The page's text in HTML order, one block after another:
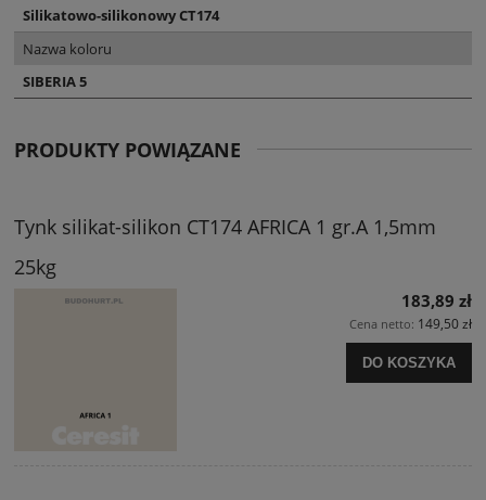
Silikatowo-silikonowy CT174
Nazwa koloru
SIBERIA 5
PRODUKTY POWIĄZANE
Tynk silikat-silikon CT174 AFRICA 1 gr.A 1,5mm
25kg
183,89 zł
Cena netto: 149,50 zł
DO KOSZYKA